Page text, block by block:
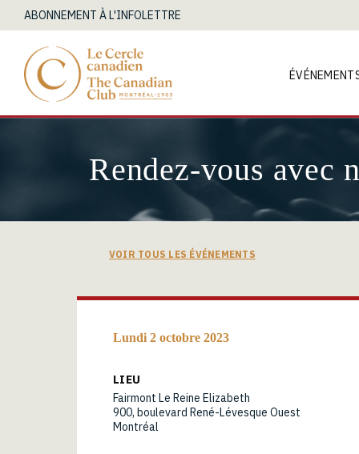
ABONNEMENT À L'INFOLETTRE
Rendez-vous avec
VOIR TOUS LES ÉVÉNEMENTS
Lundi 2 octobre 2023
LIEU
Fairmont Le Reine Elizabeth
900, boulevard René-Lévesque Ouest
Montréal